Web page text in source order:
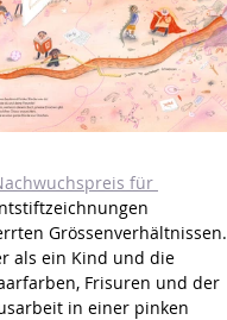
für
Grössenverhältnissen.
als ein Kind und die
Frisuren und der
in einer pinken